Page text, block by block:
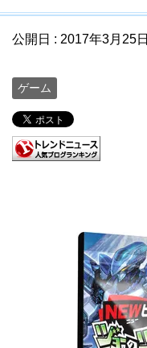
公開日 : 2017年3月25日
ゲーム